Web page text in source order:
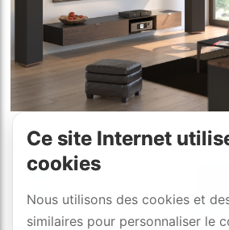
haut-parleurs
SwissHD
Concert
Bi-,
Ce site Internet
cookies
Nous utilisons des cookies et
similaires pour personnaliser le